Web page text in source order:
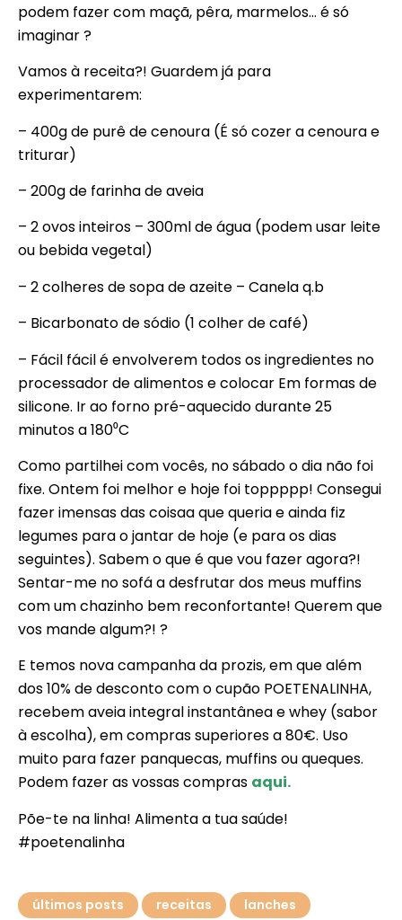
podem fazer com maçã, pêra, marmelos… é só
imaginar ?
Vamos à receita?! Guardem já para
experimentarem:
– 400g de purê de cenoura (É só cozer a cenoura e
triturar)
– 200g de farinha de aveia
– 2 ovos inteiros – 300ml de água (podem usar leite
ou bebida vegetal)
– 2 colheres de sopa de azeite – Canela q.b
– Bicarbonato de sódio (1 colher de café)
– Fácil fácil é envolverem todos os ingredientes no
processador de alimentos e colocar Em formas de
silicone. Ir ao forno pré-aquecido durante 25
minutos a 180⁰C
Como partilhei com vocês, no sábado o dia não foi
fixe. Ontem foi melhor e hoje foi toppppp! Consegui
fazer imensas das coisaa que queria e ainda fiz
legumes para o jantar de hoje (e para os dias
seguintes). Sabem o que é que vou fazer agora?!
Sentar-me no sofá a desfrutar dos meus muffins
com um chazinho bem reconfortante! Querem que
vos mande algum?! ?
E temos nova campanha da prozis, em que além
dos 10% de desconto com o cupão POETENALINHA,
recebem aveia integral instantânea e whey (sabor
à escolha), em compras superiores a 80€. Uso
muito para fazer panquecas, muffins ou queques.
Podem fazer as vossas compras aqui.
Põe-te na linha! Alimenta a tua saúde!
#poetenalinha
últimos posts receitas lanches